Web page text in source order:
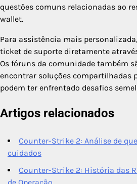
questões comuns relacionadas ao
wallet.
Para assistência mais
ticket de suporte diretamente
Os fóruns da comunidade também
encontrar soluções compartilhadas
podem ter enfrentado desafios
Artigos relacionados
Counter-Strike 2: Análise de
cuidados
Counter-Strike 2: História das